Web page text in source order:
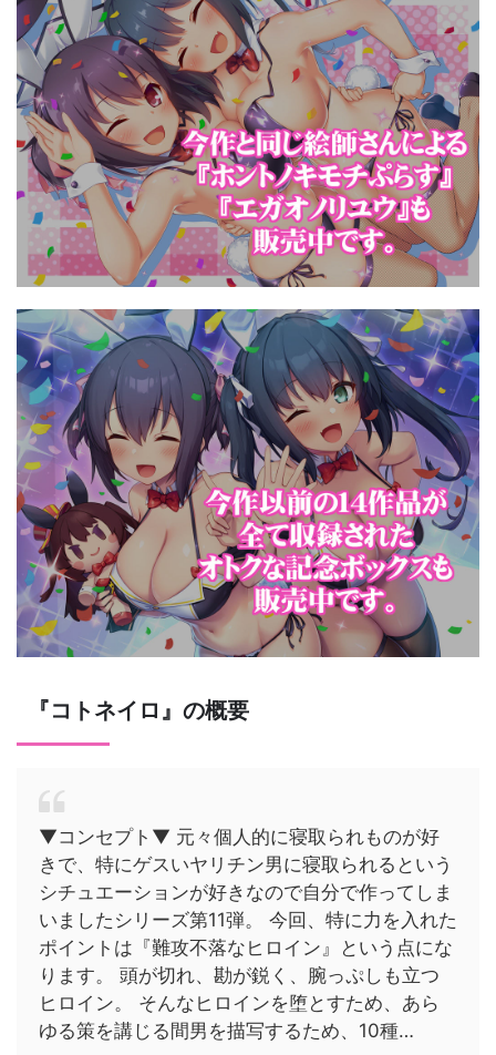
『コトネイロ』の概要
▼コンセプト▼ 元々個人的に寝取られものが好
きで、特にゲスいヤリチン男に寝取られるという
シチュエーションが好きなので自分で作ってしま
いましたシリーズ第11弾。 今回、特に力を入れた
ポイントは『難攻不落なヒロイン』という点にな
ります。 頭が切れ、勘が鋭く、腕っぷしも立つ
ヒロイン。 そんなヒロインを堕とすため、あら
ゆる策を講じる間男を描写するため、10種…